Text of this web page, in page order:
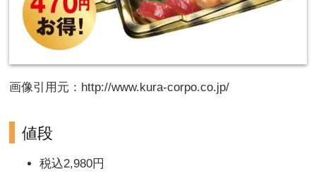
画像引用元：http://www.kura-corpo.co.jp/
値段
税込2,980円